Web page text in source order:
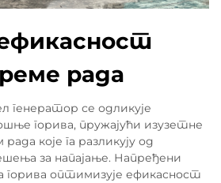
рада
генератор се одликује
горива, пружајући изузетне
које га разликују од
за напајање. Напређени
горива оптимизује ефикасност